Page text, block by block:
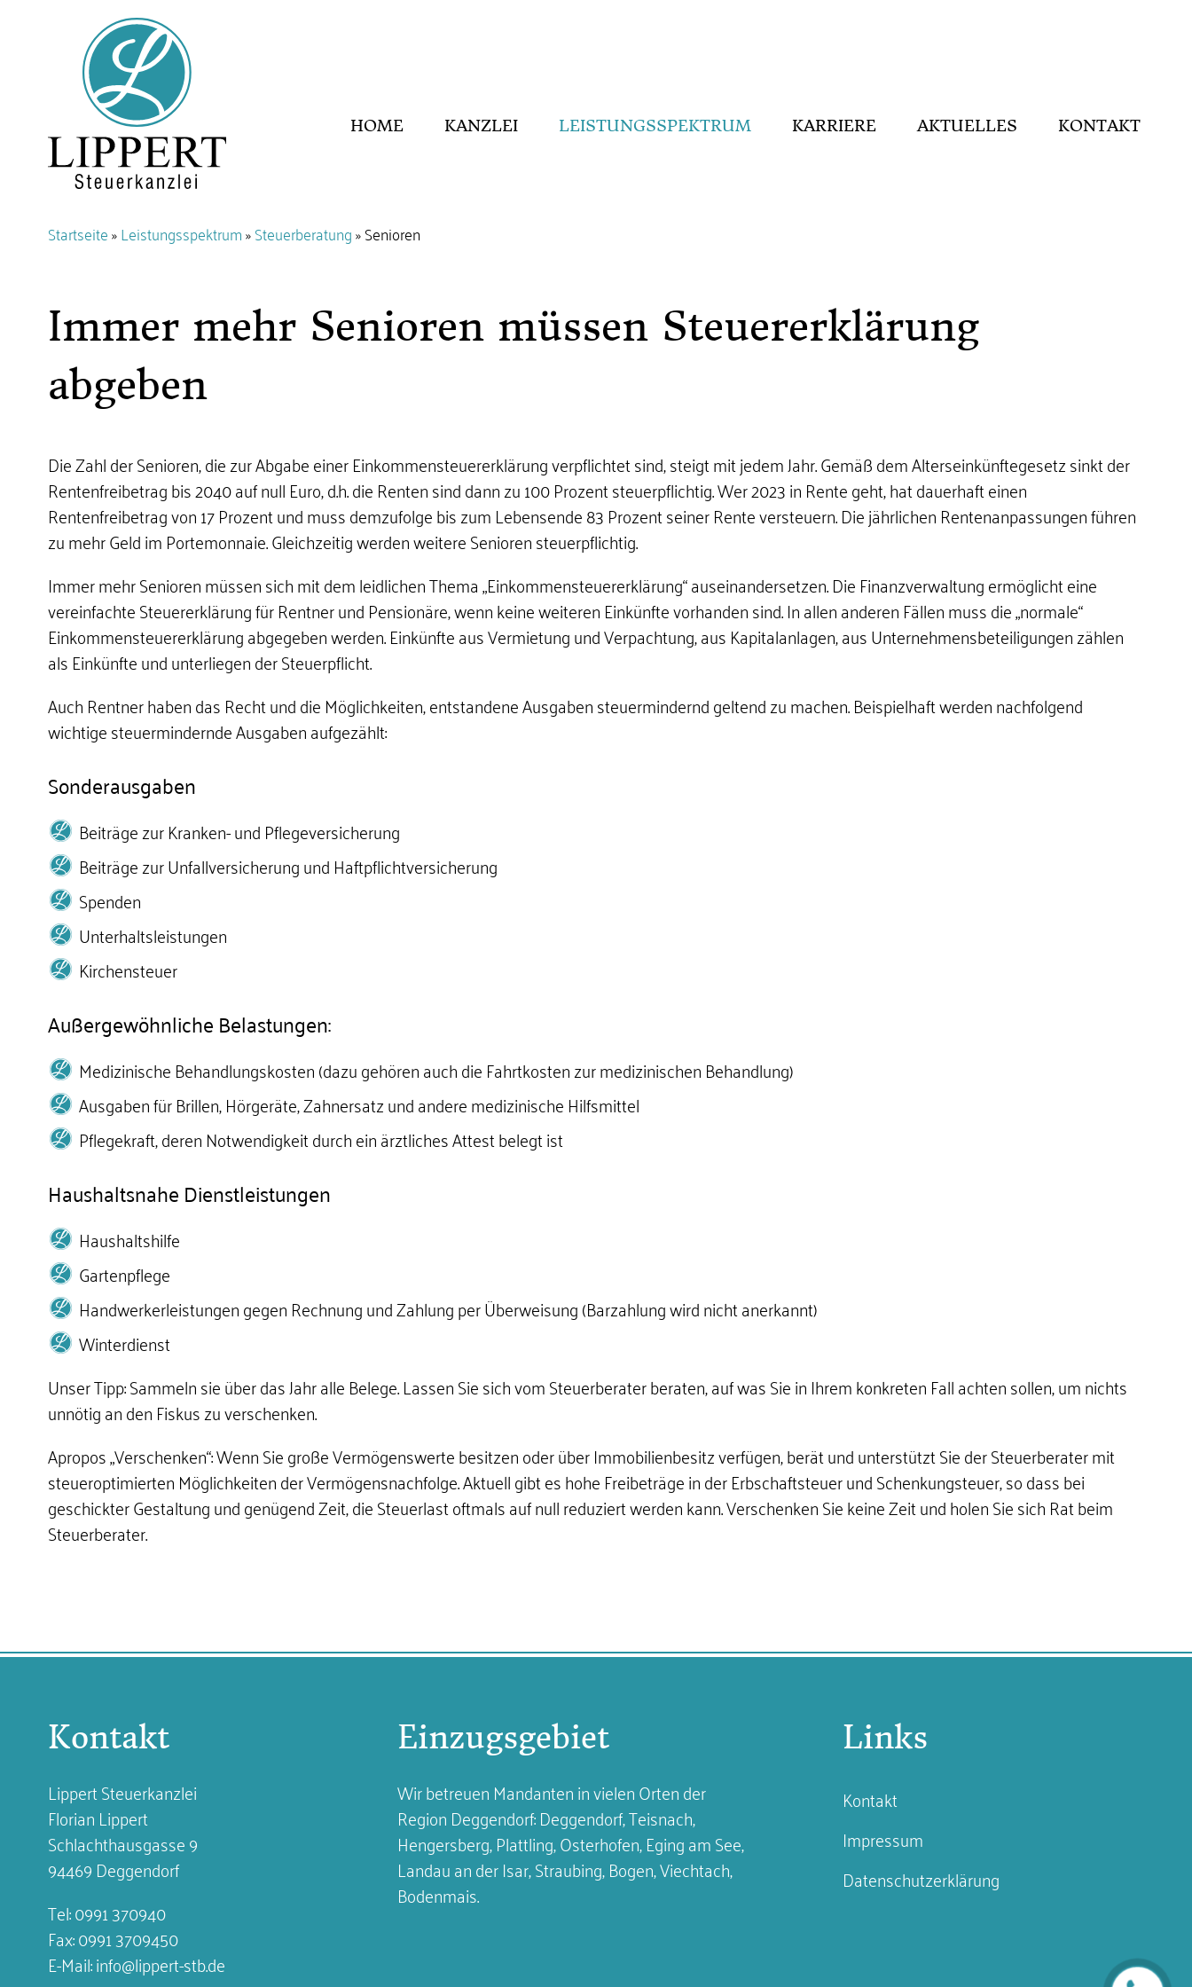
HOME KANZLEI LEISTUNGSSPEKTRUM KARRIERE AKTUELLES KONTAKT
Startseite»Leistungsspektrum»Steuerberatung»Senioren
Immer mehr Senioren müssen Steuererklärung
abgeben
Die Zahl der Senioren, die zur Abgabe einer Einkommensteuererklärung verpflichtet sind, steigt mit jedem Jahr. Gemäß dem Alterseinkünftegesetz sinkt der
Rentenfreibetrag bis 2040 auf null Euro, d.h. die Renten sind dann zu 100 Prozent steuerpflichtig. Wer 2023 in Rente geht, hat dauerhaft einen
Rentenfreibetrag von 17 Prozent und muss demzufolge bis zum Lebensende 83 Prozent seiner Rente versteuern. Die jährlichen Rentenanpassungen führen
zu mehr Geld im Portemonnaie. Gleichzeitig werden weitere Senioren steuerpflichtig.
Immer mehr Senioren müssen sich mit dem leidlichen Thema „Einkommensteuererklärung“ auseinandersetzen. Die Finanzverwaltung ermöglicht eine
vereinfachte Steuererklärung für Rentner und Pensionäre, wenn keine weiteren Einkünfte vorhanden sind. In allen anderen Fällen muss die „normale“
Einkommensteuererklärung abgegeben werden. Einkünfte aus Vermietung und Verpachtung, aus Kapitalanlagen, aus Unternehmensbeteiligungen zählen
als Einkünfte und unterliegen der Steuerpflicht.
Auch Rentner haben das Recht und die Möglichkeiten, entstandene Ausgaben steuermindernd geltend zu machen. Beispielhaft werden nachfolgend
wichtige steuermindernde Ausgaben aufgezählt:
Sonderausgaben
Beiträge zur Kranken- und Pflegeversicherung
Beiträge zur Unfallversicherung und Haftpflichtversicherung
Spenden
Unterhaltsleistungen
Kirchensteuer
Außergewöhnliche Belastungen:
Medizinische Behandlungskosten (dazu gehören auch die Fahrtkosten zur medizinischen Behandlung)
Ausgaben für Brillen, Hörgeräte, Zahnersatz und andere medizinische Hilfsmittel
Pflegekraft, deren Notwendigkeit durch ein ärztliches Attest belegt ist
Haushaltsnahe Dienstleistungen
Haushaltshilfe
Gartenpflege
Handwerkerleistungen gegen Rechnung und Zahlung per Überweisung (Barzahlung wird nicht anerkannt)
Winterdienst
Unser Tipp: Sammeln sie über das Jahr alle Belege. Lassen Sie sich vom Steuerberater beraten, auf was Sie in Ihrem konkreten Fall achten sollen, um nichts
unnötig an den Fiskus zu verschenken.
Apropos „Verschenken“: Wenn Sie große Vermögenswerte besitzen oder über Immobilienbesitz verfügen, berät und unterstützt Sie der Steuerberater mit
steueroptimierten Möglichkeiten der Vermögensnachfolge. Aktuell gibt es hohe Freibeträge in der Erbschaftsteuer und Schenkungsteuer, so dass bei
geschickter Gestaltung und genügend Zeit, die Steuerlast oftmals auf null reduziert werden kann. Verschenken Sie keine Zeit und holen Sie sich Rat beim
Steuerberater.
Kontakt
Lippert Steuerkanzlei
Florian Lippert
Schlachthausgasse 9
94469 Deggendorf
Tel:0991 370940
Fax: 0991 3709450
E-Mail:info@lippert-stb.de
Einzugsgebiet
Wir betreuen Mandanten in vielen Orten der
Region Deggendorf: Deggendorf, Teisnach,
Hengersberg, Plattling, Osterhofen, Eging am See,
Landau an der Isar, Straubing, Bogen, Viechtach,
Bodenmais.
Links
Kontakt
Impressum
Datenschutzerklärung